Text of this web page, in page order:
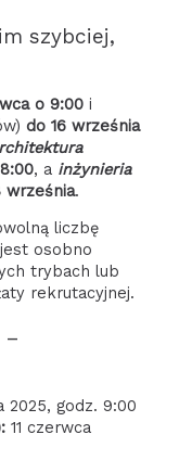
szybciej,
o 9:00i
do 16 września
, a inżynieria
września.
liczbę
osobno
trybach lub
rekrutacyjnej.
–
godz. 9:00
11 czerwca